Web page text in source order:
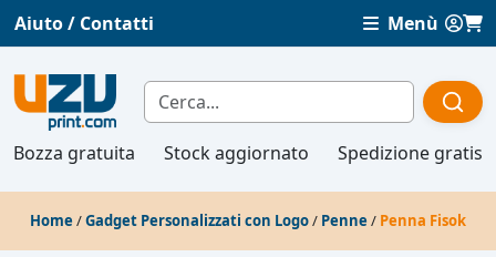
Aiuto / Contatti Menù
Bozza gratuita Stock aggiornato Spedizione gratis
Home /Gadget Personalizzati con Logo/ Penne / Penna Fisok